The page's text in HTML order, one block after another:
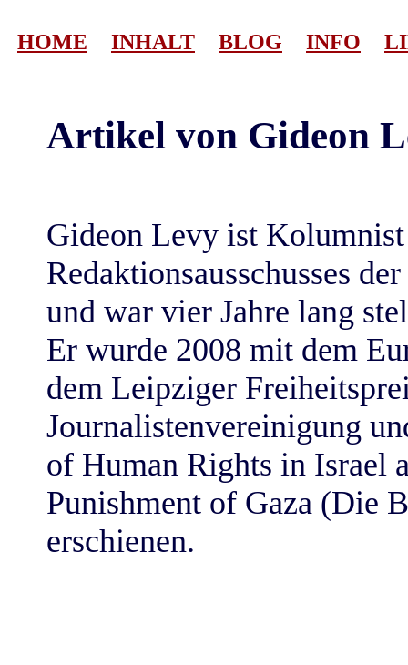
HOME INHALT BLOG INFO
Artikel von Gideon
Gideon Levy ist
Redaktionsausschusses
und war vier Jahre lang
Er wurde 2008 mit dem
dem Leipziger
Journalistenvereinigung
of Human Rights in Israel
Punishment of Gaza (Die
erschienen.